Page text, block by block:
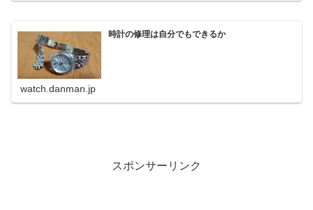
時計の修理は自分でもできるか
watch.danman.jp
スポンサーリンク